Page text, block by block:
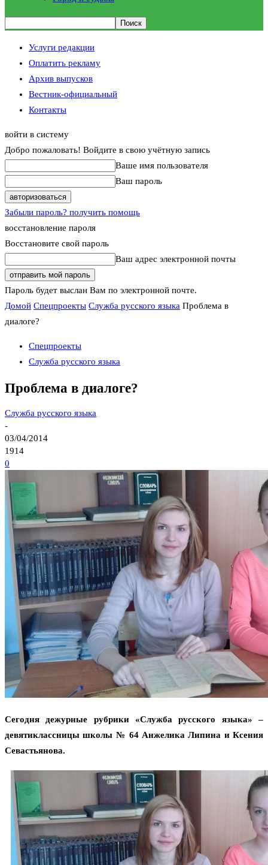
Услуги редакции
Оплатить рекламу
Архив выпусков
Вестник-официальный
Контакты
войти в систему
Добро пожаловать! Войдите в свою учётную запись
Ваше имя пользователя
Ваш пароль
Забыли пароль? получить помощь
восстановление пароля
Восстановите свой пароль
Ваш адрес электронной почты
Пароль будет выслан Вам по электронной почте.
Домой Спецпроекты Служба русского языка Проблема в
диалоге?
Спецпроекты
Служба русского языка
Проблема в диалоге?
Служба русского языка
-
03/04/2014
1914
0
Сегодня дежурные рубрики «Служба русского языка» –
девятиклассницы школы № 64 Анжелика Липина и Ксения
Севастьянова.